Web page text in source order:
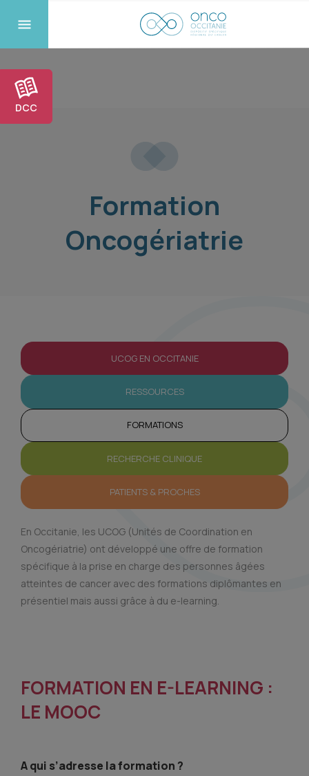
DCC
Formation
Oncogériatrie
UCOG EN OCCITANIE
RESSOURCES
FORMATIONS
RECHERCHE CLINIQUE
PATIENTS & PROCHES
En Occitanie, les UCOG (Unités de Coordination en
Oncogériatrie) ont développé une offre de formation
spécifique à la prise en charge des personnes âgées
atteintes de cancer avec des formations diplômantes en
présentiel mais aussi grâce à du e-learning.
FORMATION EN E-LEARNING :
LE MOOC
A qui s’adresse la formation ?